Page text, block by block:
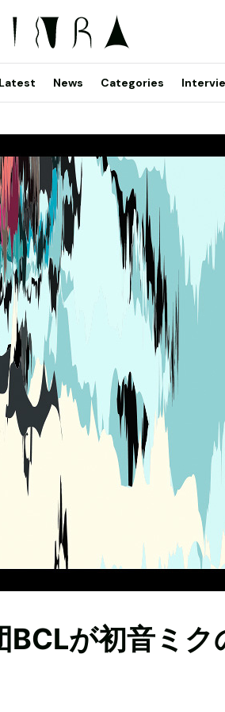
Latest News Categories
BCLが初音ミク